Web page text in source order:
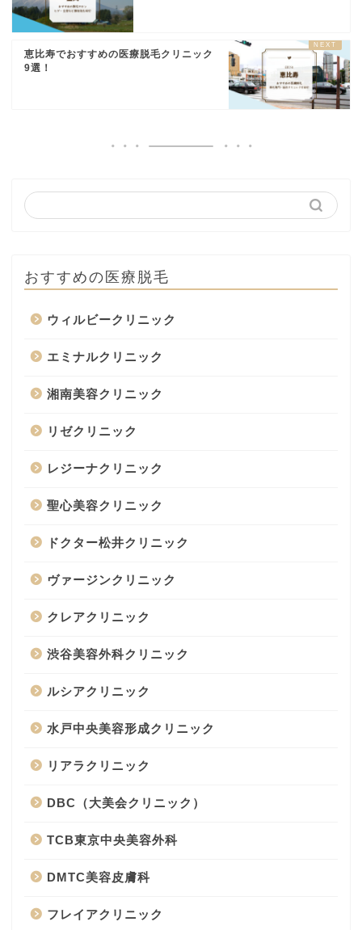
恵比寿でおすすめの医療脱毛クリニック
9選！
おすすめの医療脱毛
ウィルビークリニック
エミナルクリニック
湘南美容クリニック
リゼクリニック
レジーナクリニック
聖心美容クリニック
ドクター松井クリニック
ヴァージンクリニック
クレアクリニック
渋谷美容外科クリニック
ルシアクリニック
水戸中央美容形成クリニック
リアラクリニック
DBC（大美会クリニック）
TCB東京中央美容外科
DMTC美容皮膚科
フレイアクリニック